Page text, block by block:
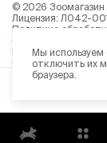
© 2026
Лицензия: Л042-
Политика
Согласие на
Пользовательское
Согласие на
Описание
Мы используем
отключить их
браузера.